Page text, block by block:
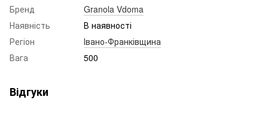
Бренд
Granola Vdoma
Наявність
В наявності
Регіон
Івано-Франківщина
Вага
500
Відгуки